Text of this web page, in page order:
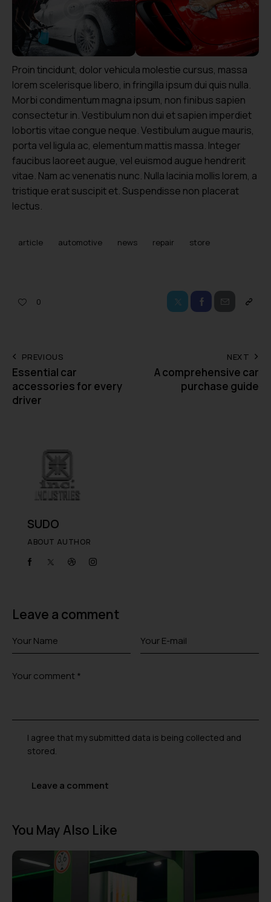
Proin tincidunt, dolor vehicula molestie cursus, massa
lorem scelerisque libero, in fringilla ipsum dui quis nulla.
Morbi condimentum magna ipsum, non finibus sapien
consectetur in. Vestibulum non dui et sapien imperdiet
lobortis vitae congue neque. Vestibulum augue mauris,
porta vel ligula ac, elementum mattis massa. Integer
faucibus laoreet augue, vel euismod augue hendrerit
vitae. Nam ac venenatis nunc. Nulla lacinia mollis lorem, a
tristique erat suscipit et. Suspendisse non placerat
lectus.
article automotive news repair store
0
PREVIOUS
Essential car
accessories for every
driver
NEXT
A comprehensive car
purchase guide
SUDO
ABOUT AUTHOR
Leave a comment
I agree that my submitted data is being collected and
stored.
t
e
n
You May Also Like